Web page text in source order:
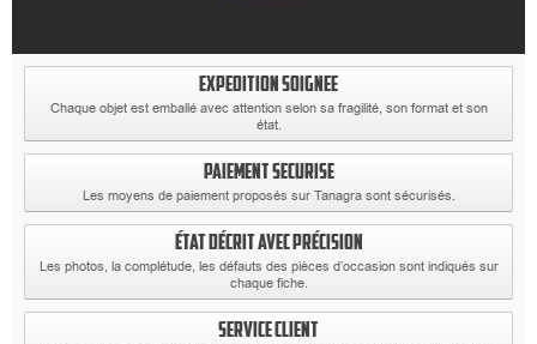
EXPEDITION SOIGNEE
Chaque objet est emballé avec attention selon sa fragilité, son format et son
état.
PAIEMENT SECURISE
Les moyens de paiement proposés sur Tanagra sont sécurisés.
ÉTAT DÉCRIT AVEC PRÉCISION
Les photos, la complétude, les défauts des pièces d’occasion sont indiqués sur
chaque fiche.
SERVICE CLIENT